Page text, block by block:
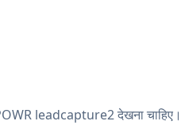
leadcapture2 देखना चाहिए।